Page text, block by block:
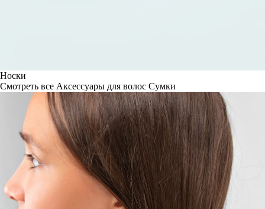
Носки
Смотреть все Аксессуары для волос Сумки